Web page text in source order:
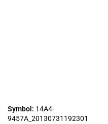
Symbol: 14A4-
9457A_20130731192301